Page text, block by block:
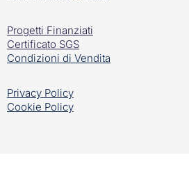
Progetti Finanziati
Certificato SGS
Condizioni di Vendita
Privacy Policy
Cookie Policy